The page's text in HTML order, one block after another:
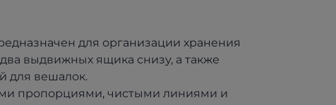
для организации хранения
выдвижных ящика снизу, а также
для вешалок.
пропорциями, чистыми линиями и